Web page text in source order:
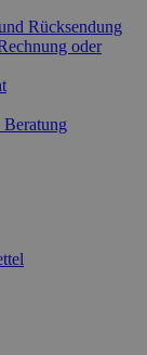
Rücksendung
oder